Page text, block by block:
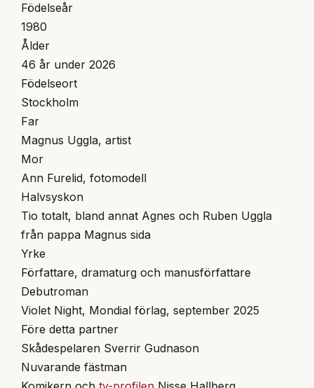
Födelseår
1980
Ålder
46 år under 2026
Födelseort
Stockholm
Far
Magnus Uggla, artist
Mor
Ann Furelid, fotomodell
Halvsyskon
Tio totalt, bland annat Agnes och Ruben Uggla
från pappa Magnus sida
Yrke
Författare, dramaturg och manusförfattare
Debutroman
Violet Night, Mondial förlag, september 2025
Före detta partner
Skådespelaren Sverrir Gudnason
Nuvarande fästman